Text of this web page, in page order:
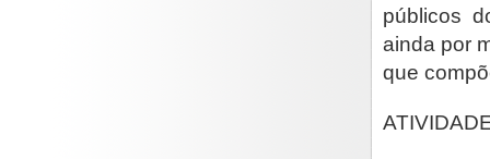
públicos
ainda por
que